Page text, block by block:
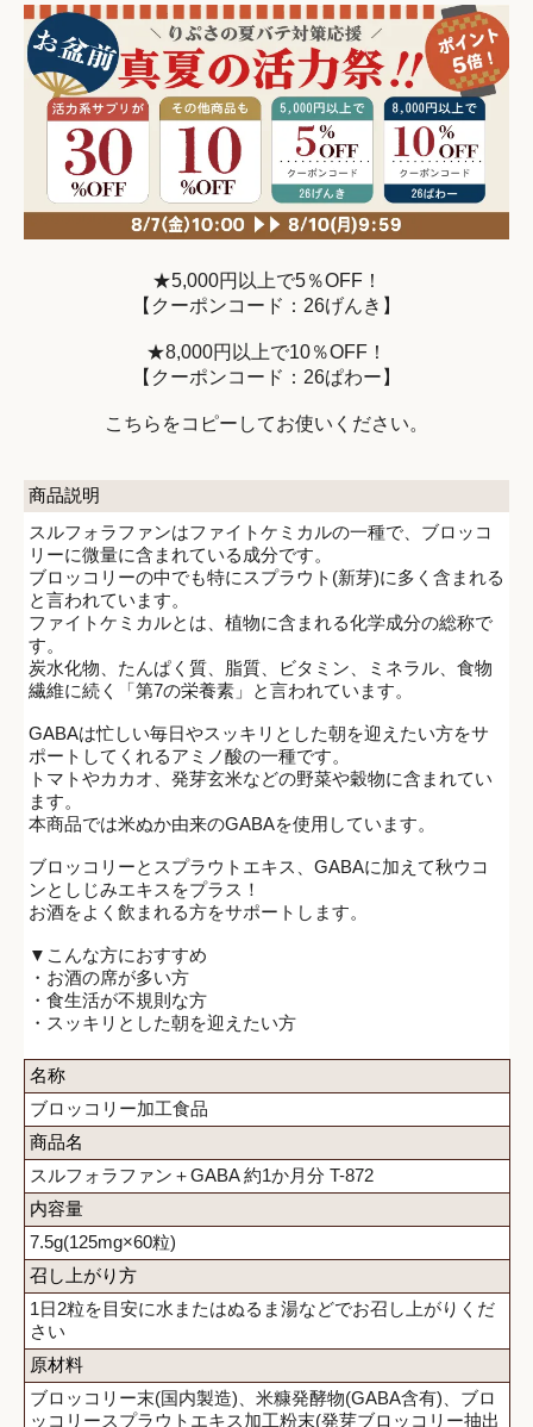
★5,000円以上で5％OFF！
【クーポンコード：26げんき】
★8,000円以上で10％OFF！
【クーポンコード：26ぱわー】
こちらをコピーしてお使いください。
商品説明
スルフォラファンはファイトケミカルの一種で、ブロッコ
リーに微量に含まれている成分です。
ブロッコリーの中でも特にスプラウト(新芽)に多く含まれる
と言われています。
ファイトケミカルとは、植物に含まれる化学成分の総称で
す。
炭水化物、たんぱく質、脂質、ビタミン、ミネラル、食物
繊維に続く「第7の栄養素」と言われています。
GABAは忙しい毎日やスッキリとした朝を迎えたい方をサ
ポートしてくれるアミノ酸の一種です。
トマトやカカオ、発芽玄米などの野菜や穀物に含まれてい
ます。
本商品では米ぬか由来のGABAを使用しています。
ブロッコリーとスプラウトエキス、GABAに加えて秋ウコ
ンとしじみエキスをプラス！
お酒をよく飲まれる方をサポートします。
▼こんな方におすすめ
・お酒の席が多い方
・食生活が不規則な方
・スッキリとした朝を迎えたい方
名称
ブロッコリー加工食品
商品名
スルフォラファン＋GABA 約1か月分 T-872
内容量
7.5g(125mg×60粒)
召し上がり方
1日2粒を目安に水またはぬるま湯などでお召し上がりくだ
さい
原材料
ブロッコリー末(国内製造)、米糠発酵物(GABA含有)、ブロ
ッコリースプラウトエキス加工粉末(発芽ブロッコリー抽出